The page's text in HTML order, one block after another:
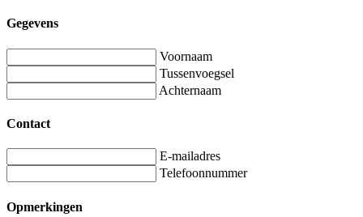
Gegevens
Voornaam
Tussenvoegsel
Achternaam
Contact
E-mailadres
Telefoonnummer
Opmerkingen